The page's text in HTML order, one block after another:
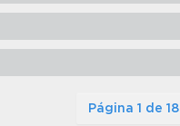
Página 1 de 18